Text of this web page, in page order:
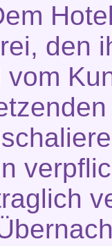
den
vom